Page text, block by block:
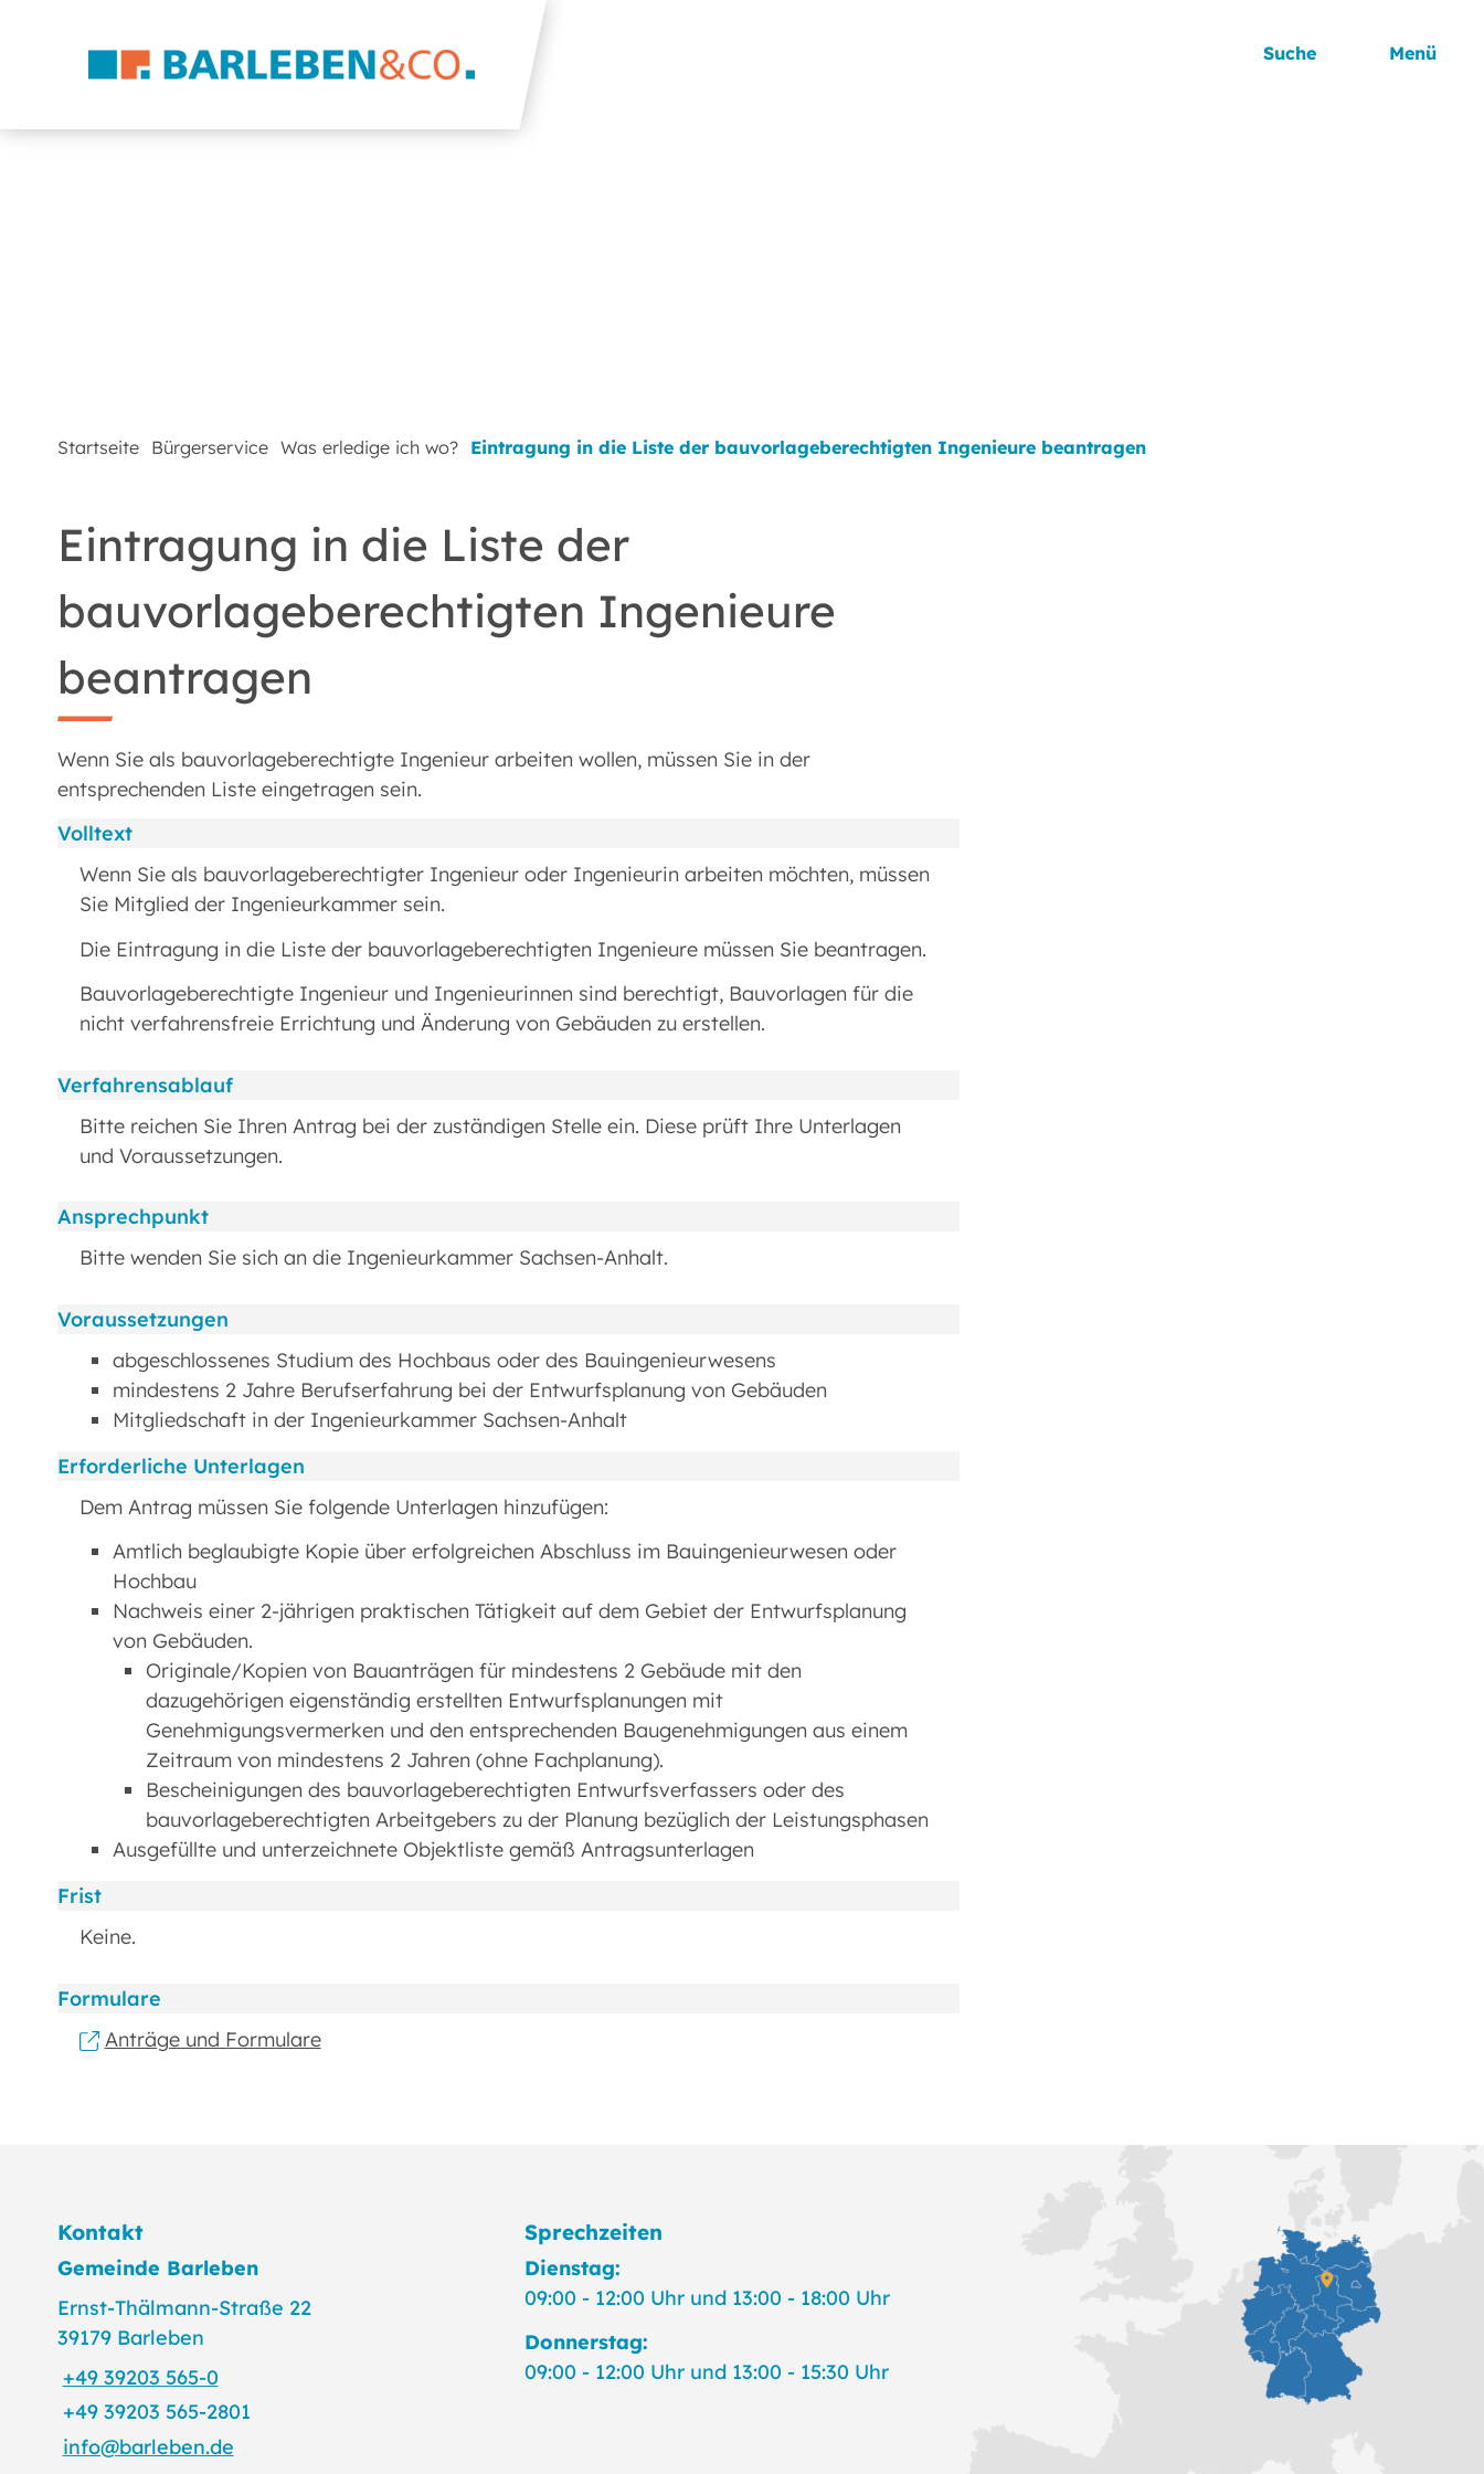
Suche Menü
Startseite Bürgerservice Was erledige ich wo? Eintragung in die Liste der bauvorlageberechtigten Ingenieure beantragen
Eintragung in die Liste der
bauvorlageberechtigten Ingenieure
beantragen
Wenn Sie als bauvorlageberechtigte Ingenieur arbeiten wollen, müssen Sie in der
entsprechenden Liste eingetragen sein.
Volltext
Wenn Sie als bauvorlageberechtigter Ingenieur oder Ingenieurin arbeiten möchten, müssen
Sie Mitglied der Ingenieurkammer sein.
Die Eintragung in die Liste der bauvorlageberechtigten Ingenieure müssen Sie beantragen.
Bauvorlageberechtigte Ingenieur und Ingenieurinnen sind berechtigt, Bauvorlagen für die
nicht verfahrensfreie Errichtung und Änderung von Gebäuden zu erstellen.
Verfahrensablauf
Bitte reichen Sie Ihren Antrag bei der zuständigen Stelle ein. Diese prüft Ihre Unterlagen
und Voraussetzungen.
Ansprechpunkt
Bitte wenden Sie sich an die Ingenieurkammer Sachsen-Anhalt.
Voraussetzungen
abgeschlossenes Studium des Hochbaus oder des Bauingenieurwesens
mindestens 2 Jahre Berufserfahrung bei der Entwurfsplanung von Gebäuden
Mitgliedschaft in der Ingenieurkammer Sachsen-Anhalt
Erforderliche Unterlagen
Dem Antrag müssen Sie folgende Unterlagen hinzufügen:
Amtlich beglaubigte Kopie über erfolgreichen Abschluss im Bauingenieurwesen oder
Hochbau
Nachweis einer 2-jährigen praktischen Tätigkeit auf dem Gebiet der Entwurfsplanung
von Gebäuden.
Originale/Kopien von Bauanträgen für mindestens 2 Gebäude mit den
dazugehörigen eigenständig erstellten Entwurfsplanungen mit
Genehmigungsvermerken und den entsprechenden Baugenehmigungen aus einem
Zeitraum von mindestens 2 Jahren (ohne Fachplanung).
Bescheinigungen des bauvorlageberechtigten Entwurfsverfassers oder des
bauvorlageberechtigten Arbeitgebers zu der Planung bezüglich der Leistungsphasen
Ausgefüllte und unterzeichnete Objektliste gemäß Antragsunterlagen
Frist
Keine.
Formulare
Anträge und Formulare
Kontakt
Gemeinde Barleben
Ernst-Thälmann-Straße 22
39179 Barleben
+49 39203 565-0
+49 39203 565-2801
info@barleben.de
Sprechzeiten
Dienstag:
09:00 - 12:00 Uhr und 13:00 - 18:00 Uhr
Donnerstag:
09:00 - 12:00 Uhr und 13:00 - 15:30 Uhr